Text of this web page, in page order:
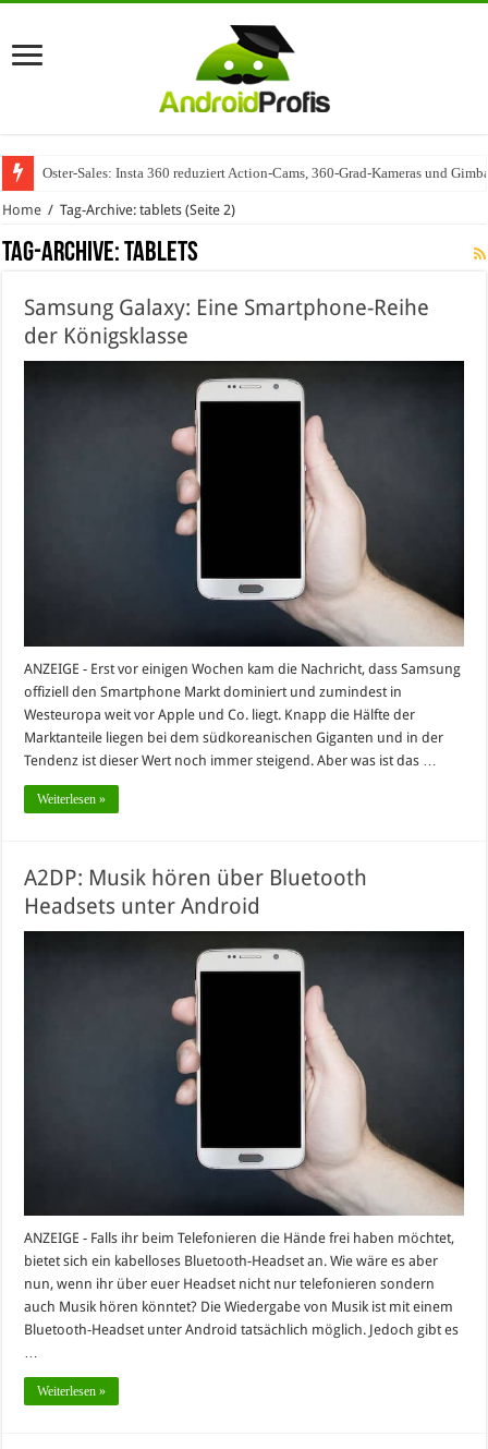
Oster-Sales: Insta 360 reduziert Action-Cams, 360-Grad-Kameras und
Wenn Technologie auf Automobilindustrie trifft – SAP Automotive als
Home / Tag-Archive: tablets (Seite 2)
Tag-Archive:tablets
Samsung Galaxy: Eine Smartphone-Reihe
der Königsklasse
ANZEIGE - Erst vor einigen Wochen kam die Nachricht, dass Samsung
offiziell den Smartphone Markt dominiert und zumindest in
Westeuropa weit vor Apple und Co. liegt. Knapp die Hälfte der
Marktanteile liegen bei dem südkoreanischen Giganten und in der
Tendenz ist dieser Wert noch immer steigend. Aber was ist das …
Weiterlesen »
A2DP: Musik hören über Bluetooth
Headsets unter Android
ANZEIGE - Falls ihr beim Telefonieren die Hände frei haben möchtet,
bietet sich ein kabelloses Bluetooth-Headset an. Wie wäre es aber
nun, wenn ihr über euer Headset nicht nur telefonieren sondern
auch Musik hören könntet? Die Wiedergabe von Musik ist mit einem
Bluetooth-Headset unter Android tatsächlich möglich. Jedoch gibt es
…
Weiterlesen »